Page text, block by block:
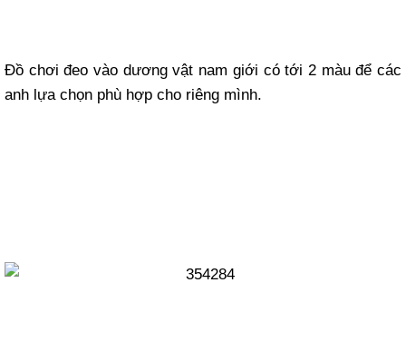
Đồ chơi đeo vào dương vật nam giới có tới 2 màu để các
anh lựa chọn phù hợp cho riêng mình.